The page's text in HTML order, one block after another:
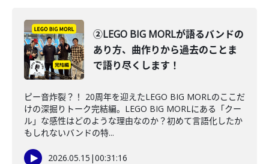
②LEGO BIG MORLが語るバンドの
あり方、曲作りから過去のことま
で語り尽くします！
ピー音炸裂？！ 20周年を迎えたLEGO BIG MORLのここだ
けの深掘りトーク完結編。LEGO BIG MORLにある「クー
ル」な感性はどのような理由なのか？初めて言語化したか
もしれないバンドの特...
2026.05.15 |00:31:16